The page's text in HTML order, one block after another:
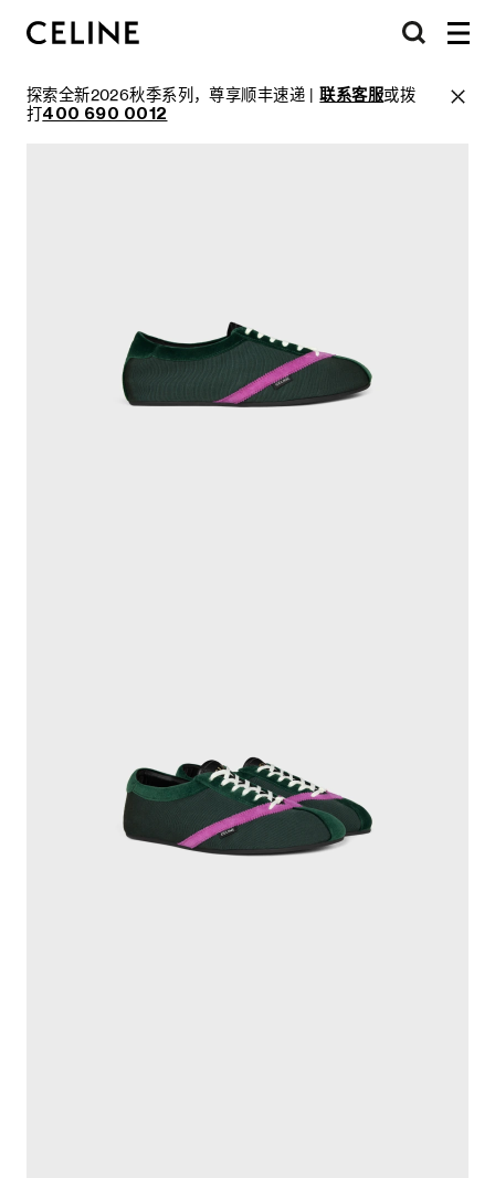
探索全新2026秋季系列，尊享顺丰速递 |联系客服或拨
打400 690 0012